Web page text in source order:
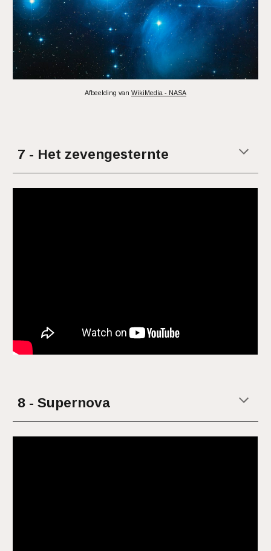
Afbeelding van WikiMedia - NASA
7 - Het zevengesternte
8 - Supernova